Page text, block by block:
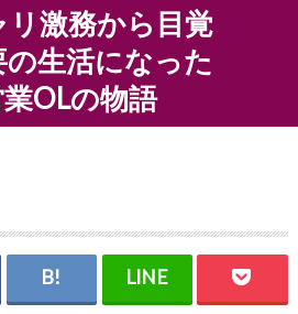
激務から目覚
の生活になった
OLの物語